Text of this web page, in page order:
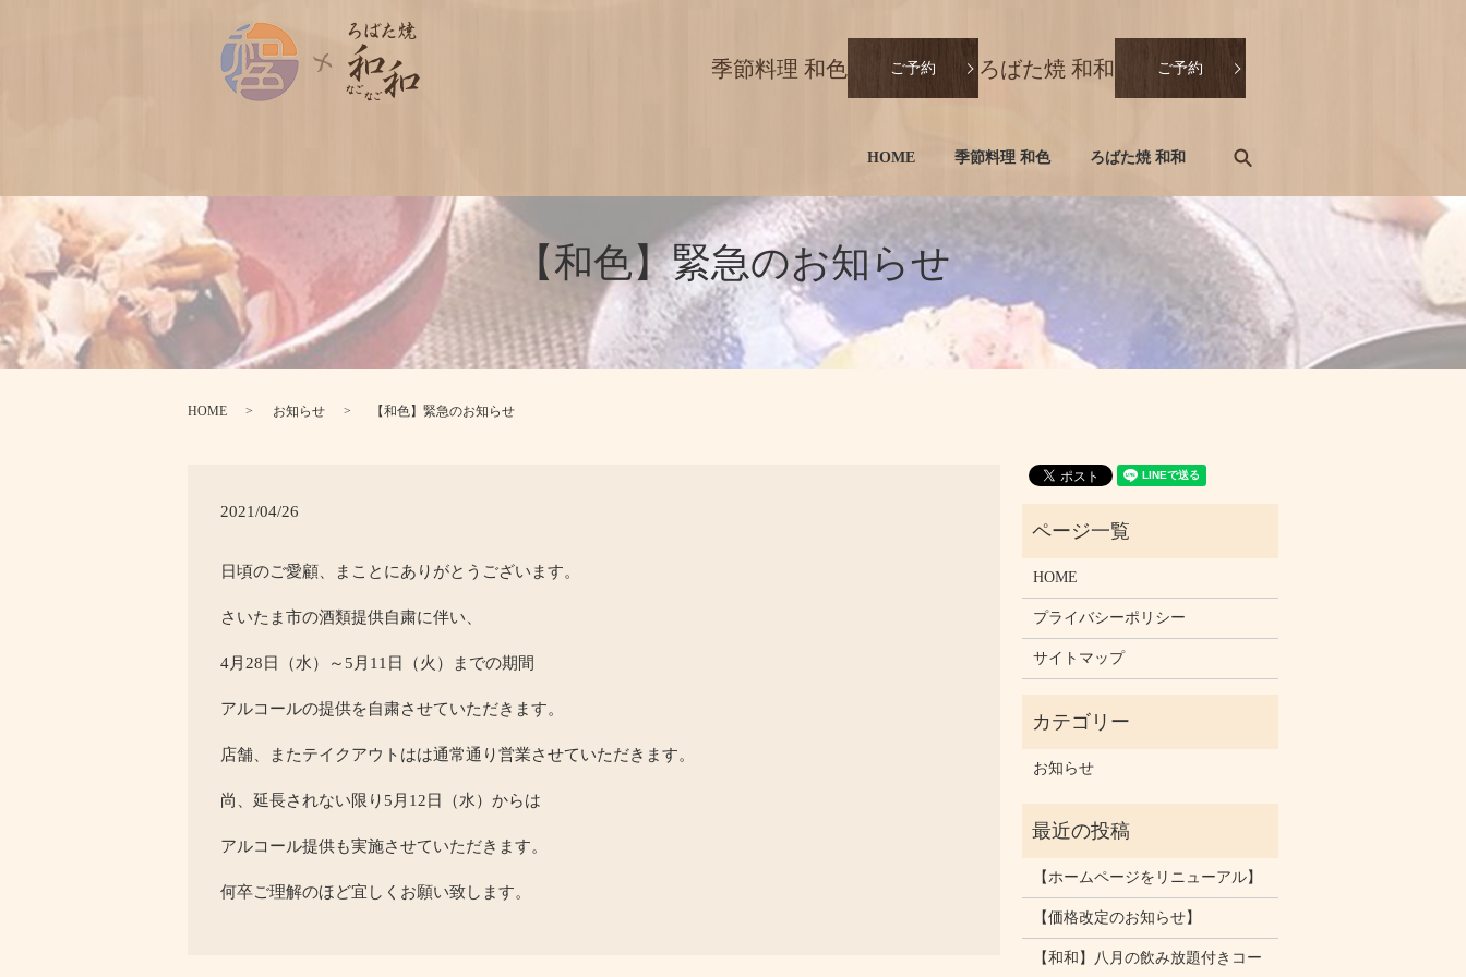
季節料理 和色 ご予約 ろばた焼 和和 ご予約
HOME 季節料理 和色 ろばた焼 和和
【和色】緊急のお知らせ
HOME お知らせ 【和色】緊急のお知らせ
2021/04/26
日頃のご愛顧、まことにありがとうございます。
さいたま市の酒類提供自粛に伴い、
4月28日（水）～5月11日（火）までの期間
アルコールの提供を自粛させていただきます。
店舗、またテイクアウトはは通常通り営業させていただきます。
尚、延長されない限り5月12日（水）からは
アルコール提供も実施させていただきます。
何卒ご理解のほど宜しくお願い致します。
HOME
プライバシーポリシー
サイトマップ
お知らせ
【ホームページをリニューアル】
【価格改定のお知らせ】
【和和】八月の飲み放題付きコー